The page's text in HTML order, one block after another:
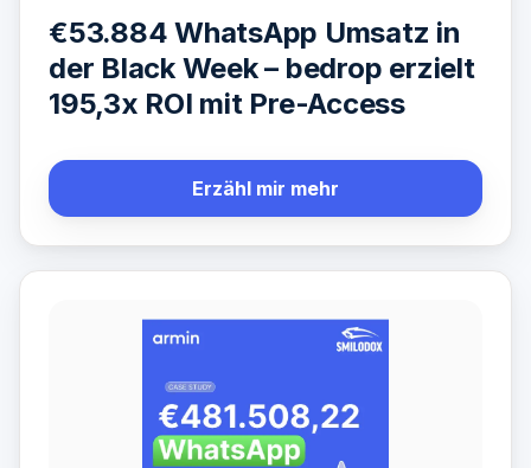
€53.884 WhatsApp Umsatz in
der Black Week – bedrop erzielt
195,3x ROI mit Pre-Access
Erzähl mir mehr